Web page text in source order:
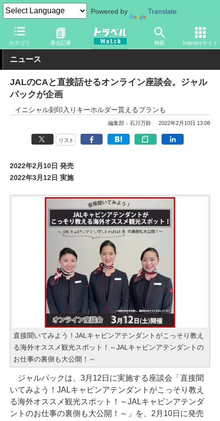
Powered by Translate
カテゴリ 過去記事 検索 Impressサイト
トラベル Watch 企業・政府・官庁 国内エアライン JAL
ニュース
JALのCAと直接話せるオンライン座談会。ジャル
パックが企画
イニシャル刻印入りキーホルダー貰えるプランも
編集部：石川万鈴 2022年2月10日 13:08
リスト
2022年2月10日 発売
2022年3月12日 実施
直接聞いてみよう！JALキャビンアテンダントがこっそり教え
る海外オススメ観光スポット！～JALキャビンアテンダントの
お仕事の裏側も大公開！～
ジャルパックは、3月12日に実施する座談会「直接聞
いてみよう！JALキャビンアテンダントがこっそり教え
る海外オススメ観光スポット！～JALキャビンアテンダ
ントのお仕事の裏側も大公開！～」を、2月10日に発売